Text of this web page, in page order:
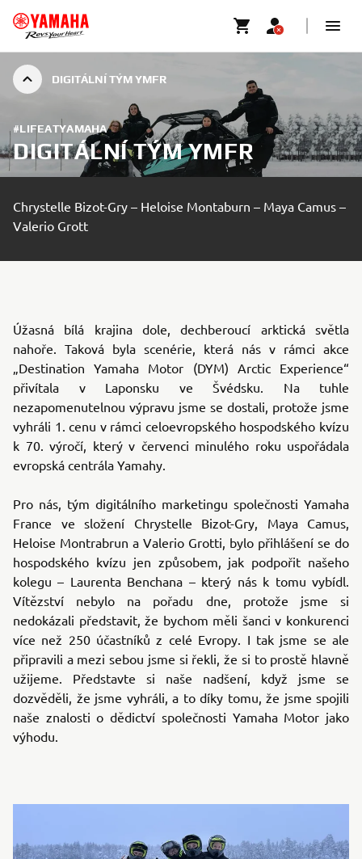
DIGITÁLNÍ TÝM YMFR
#LIFEATYAMAHA
DIGITÁLNÍ TÝM YMFR
Chrystelle Bizot-Gry – Heloise Montaburn – Maya Camus –
Valerio Grott
Úžasná bílá krajina dole, dechberoucí arktická světla
nahoře. Taková byla scenérie, která nás v rámci akce
„Destination Yamaha Motor (DYM) Arctic Experience“
přivítala v Laponsku ve Švédsku. Na tuhle
nezapomenutelnou výpravu jsme se dostali, protože jsme
vyhráli 1. cenu v rámci celoevropského hospodského kvízu
k 70. výročí, který v červenci minulého roku uspořádala
evropská centrála Yamahy.
Pro nás, tým digitálního marketingu společnosti Yamaha
France ve složení Chrystelle Bizot-Gry, Maya Camus,
Heloise Montrabrun a Valerio Grotti, bylo přihlášení se do
hospodského kvízu jen způsobem, jak podpořit našeho
kolegu – Laurenta Benchana – který nás k tomu vybídl.
Vítězství nebylo na pořadu dne, protože jsme si
nedokázali představit, že bychom měli šanci v konkurenci
více než 250 účastníků z celé Evropy. I tak jsme se ale
připravili a mezi sebou jsme si řekli, že si to prostě hlavně
užijeme. Představte si naše nadšení, když jsme se
dozvěděli, že jsme vyhráli, a to díky tomu, že jsme spojili
naše znalosti o dědictví společnosti Yamaha Motor jako
výhodu.